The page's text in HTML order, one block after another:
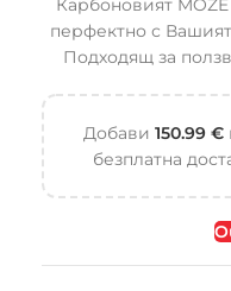
Карбоновият
перфектно с
Подходящ за
Добави 150.99 €
безплатна